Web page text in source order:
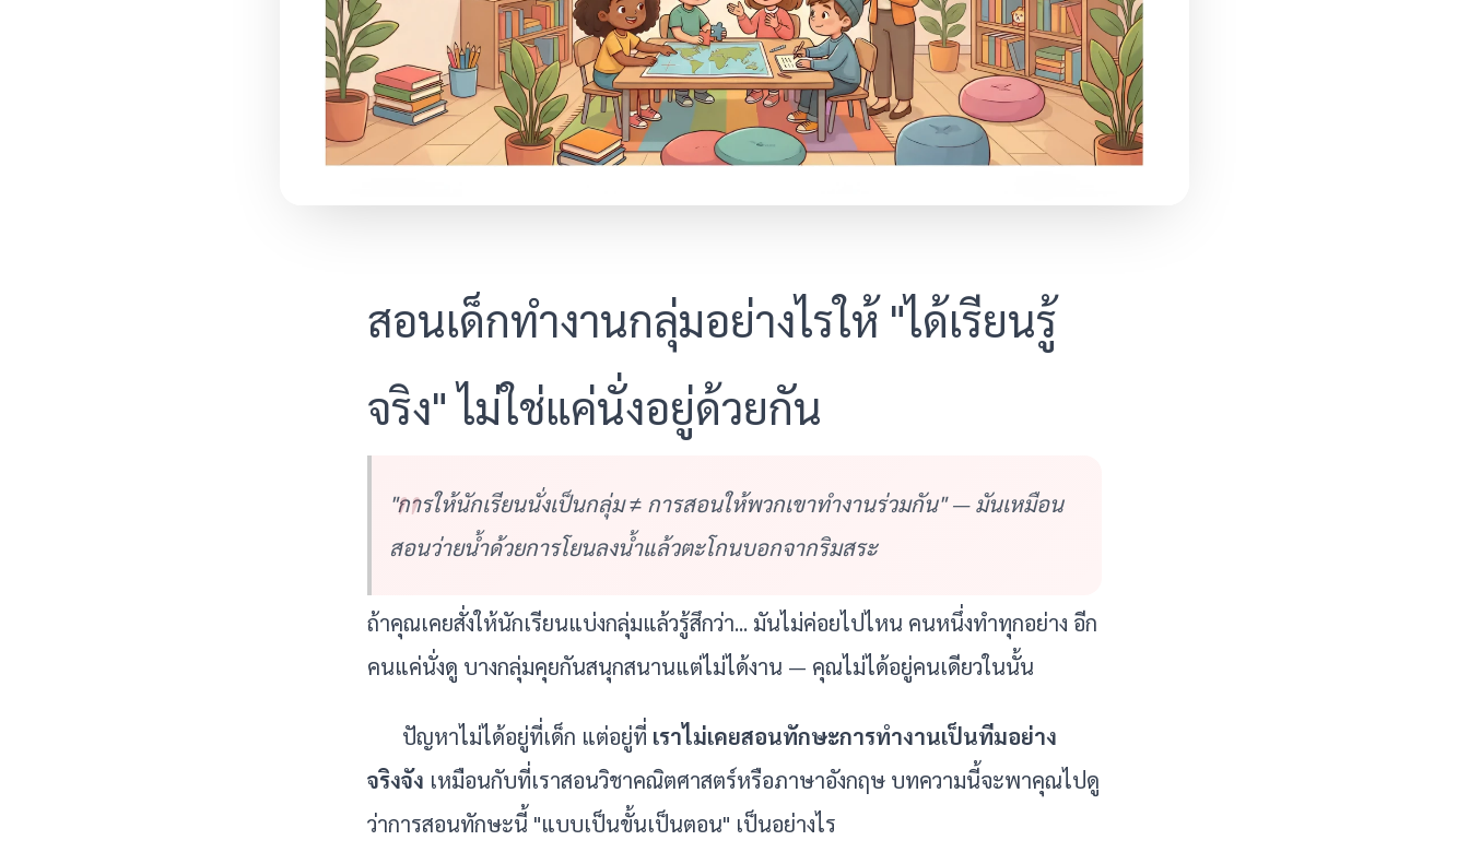
สอนเด็กทำงานกลุ่มอย่างไรให้ "ได้เรียนรู้
จริง" ไม่ใช่แค่นั่งอยู่ด้วยกัน
"การให้นักเรียนนั่งเป็นกลุ่ม ≠ การสอนให้พวกเขาทำงานร่วมกัน" — มันเหมือน
สอนว่ายน้ำด้วยการโยนลงน้ำแล้วตะโกนบอกจากริมสระ
ถ้าคุณเคยสั่งให้นักเรียนแบ่งกลุ่มแล้วรู้สึกว่า... มันไม่ค่อยไปไหน คนหนึ่งทำทุกอย่าง อีก
คนแค่นั่งดู บางกลุ่มคุยกันสนุกสนานแต่ไม่ได้งาน — คุณไม่ได้อยู่คนเดียวในนั้น
ปัญหาไม่ได้อยู่ที่เด็ก แต่อยู่ที่ เราไม่เคยสอนทักษะการทำงานเป็นทีมอย่าง
จริงจัง เหมือนกับที่เราสอนวิชาคณิตศาสตร์หรือภาษาอังกฤษ บทความนี้จะพาคุณไปดู
ว่าการสอนทักษะนี้ "แบบเป็นขั้นเป็นตอน" เป็นอย่างไร